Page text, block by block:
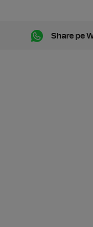
Share pe